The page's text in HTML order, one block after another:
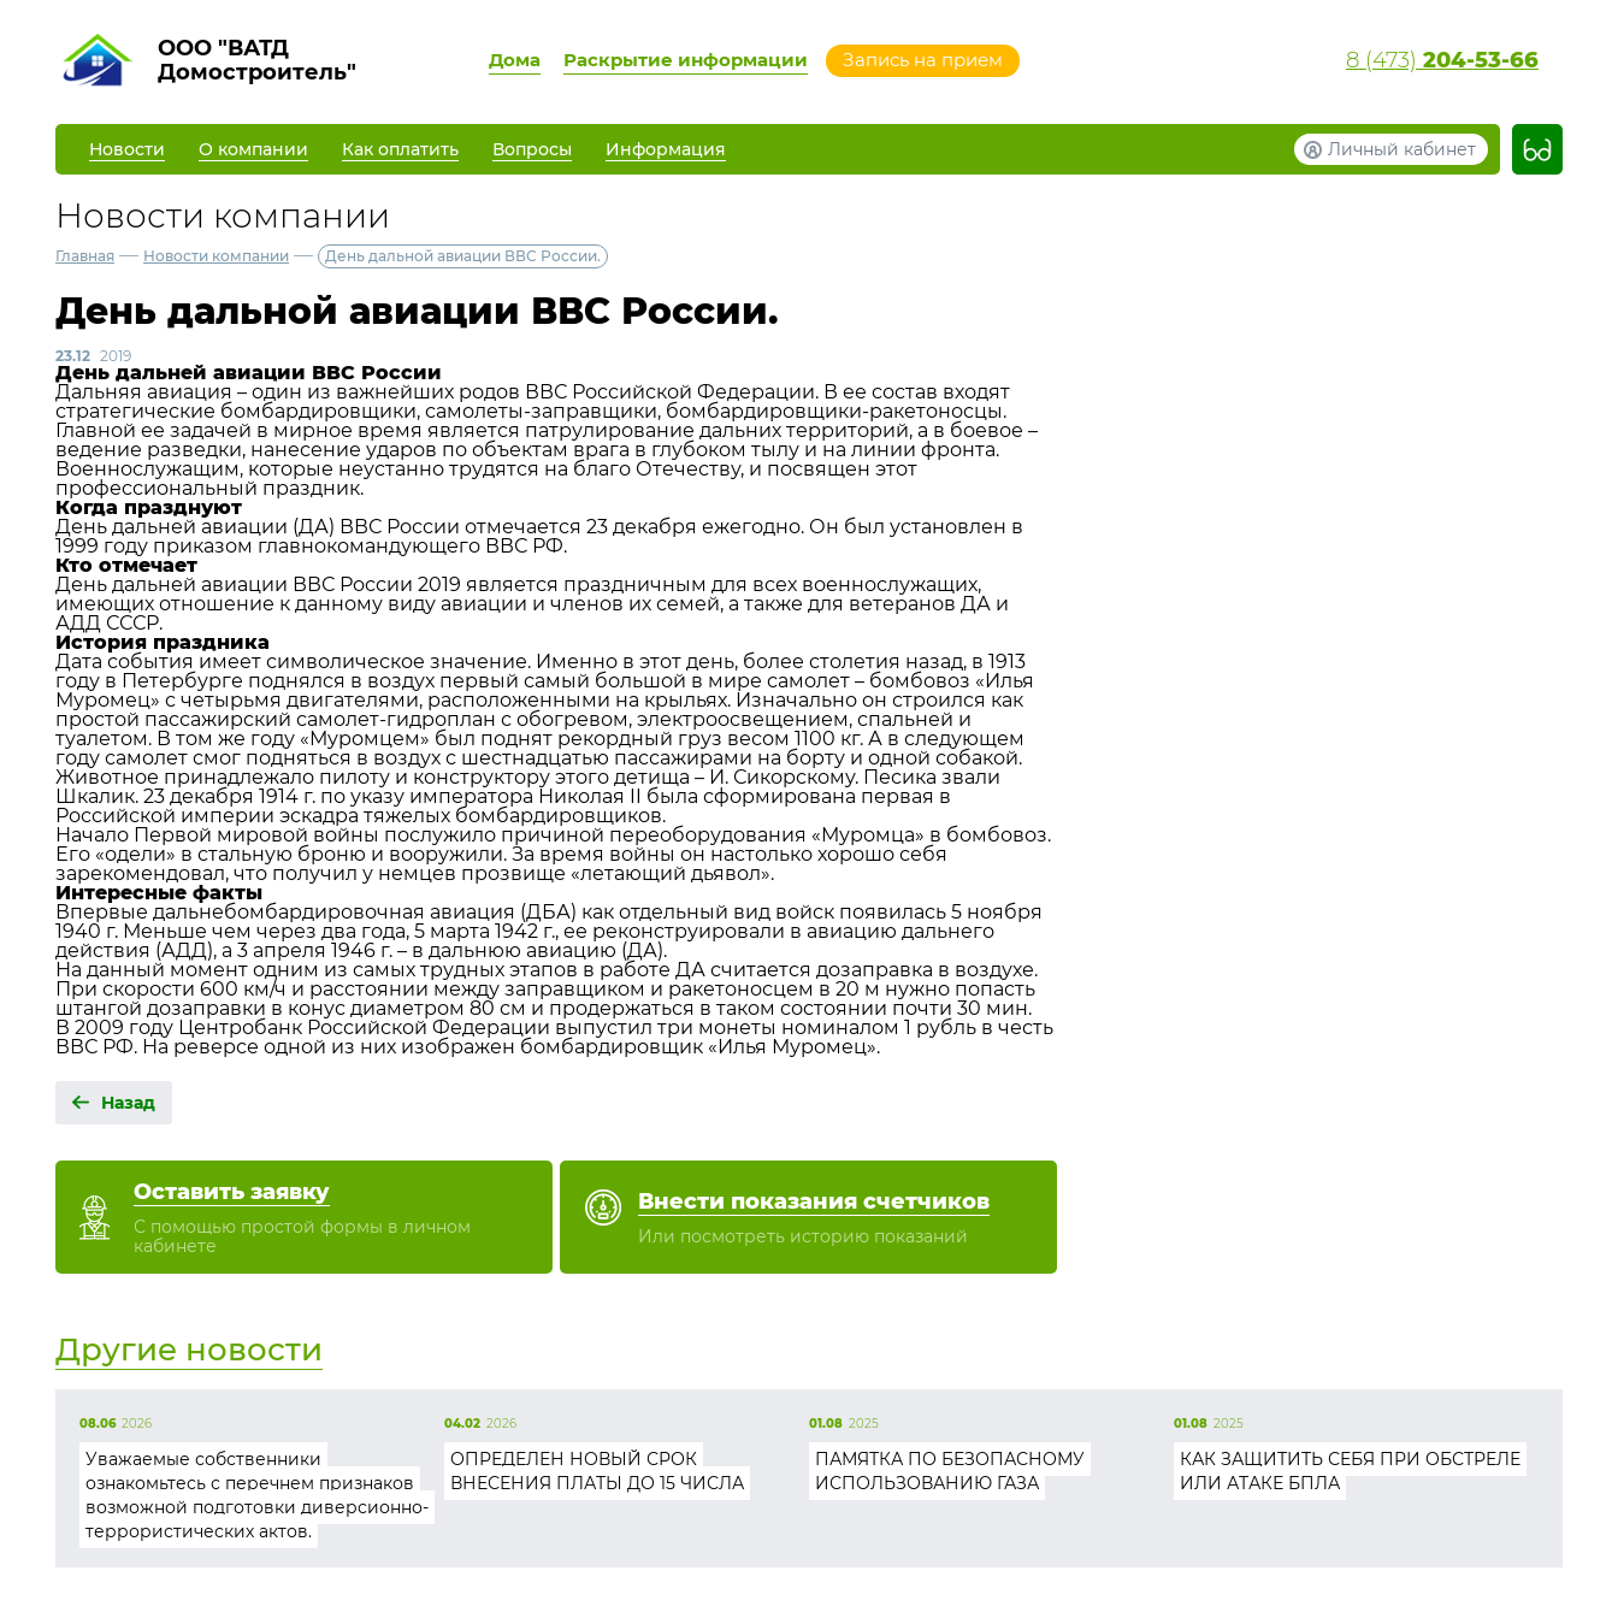
ООО "ВАТД
Домостроитель"
Дома Раскрытие информации Запись на прием 8 (473) 204-53-66
Новости О компании Как оплатить Вопросы Информация Личный кабинет
Новости компании
Главная — Новости компании — День дальной авиации ВВС России.
День дальной авиации ВВС России.
23.12 2019
День дальней авиации ВВС России
Дальняя авиация – один из важнейших родов ВВС Российской Федерации. В ее состав входят
стратегические бомбардировщики, самолеты-заправщики, бомбардировщики-ракетоносцы.
Главной ее задачей в мирное время является патрулирование дальних территорий, а в боевое –
ведение разведки, нанесение ударов по объектам врага в глубоком тылу и на линии фронта.
Военнослужащим, которые неустанно трудятся на благо Отечеству, и посвящен этот
профессиональный праздник.
Когда празднуют
День дальней авиации (ДА) ВВС России отмечается 23 декабря ежегодно. Он был установлен в
1999 году приказом главнокомандующего ВВС РФ.
Кто отмечает
День дальней авиации ВВС России 2019 является праздничным для всех военнослужащих,
имеющих отношение к данному виду авиации и членов их семей, а также для ветеранов ДА и
АДД СССР.
История праздника
Дата события имеет символическое значение. Именно в этот день, более столетия назад, в 1913
году в Петербурге поднялся в воздух первый самый большой в мире самолет – бомбовоз «Илья
Муромец» с четырьмя двигателями, расположенными на крыльях. Изначально он строился как
простой пассажирский самолет-гидроплан с обогревом, электроосвещением, спальней и
туалетом. В том же году «Муромцем» был поднят рекордный груз весом 1100 кг. А в следующем
году самолет смог подняться в воздух с шестнадцатью пассажирами на борту и одной собакой.
Животное принадлежало пилоту и конструктору этого детища – И. Сикорскому. Песика звали
Шкалик. 23 декабря 1914 г. по указу императора Николая II была сформирована первая в
Российской империи эскадра тяжелых бомбардировщиков.
Начало Первой мировой войны послужило причиной переоборудования «Муромца» в бомбовоз.
Его «одели» в стальную броню и вооружили. За время войны он настолько хорошо себя
зарекомендовал, что получил у немцев прозвище «летающий дьявол».
Интересные факты
Впервые дальнебомбардировочная авиация (ДБА) как отдельный вид войск появилась 5 ноября
1940 г. Меньше чем через два года, 5 марта 1942 г., ее реконструировали в авиацию дальнего
действия (АДД), а 3 апреля 1946 г. – в дальнюю авиацию (ДА).
На данный момент одним из самых трудных этапов в работе ДА считается дозаправка в воздухе.
При скорости 600 км/ч и расстоянии между заправщиком и ракетоносцем в 20 м нужно попасть
штангой дозаправки в конус диаметром 80 см и продержаться в таком состоянии почти 30 мин.
В 2009 году Центробанк Российской Федерации выпустил три монеты номиналом 1 рубль в честь
ВВС РФ. На реверсе одной из них изображен бомбардировщик «Илья Муромец».
Назад
Оставить заявку
С помощью простой формы в личном
кабинете
Внести показания счетчиков
Или посмотреть историю показаний
Другие новости
08.06 2026
Уважаемые собственники
ознакомьтесь с перечнем признаков
возможной подготовки диверсионно-
террористических актов.
04.02 2026
ОПРЕДЕЛЕН НОВЫЙ СРОК
ВНЕСЕНИЯ ПЛАТЫ ДО 15 ЧИСЛА
01.08 2025
ПАМЯТКА ПО БЕЗОПАСНОМУ
ИСПОЛЬЗОВАНИЮ ГАЗА
01.08 2025
КАК ЗАЩИТИТЬ СЕБЯ ПРИ ОБСТРЕЛЕ
ИЛИ АТАКЕ БПЛА